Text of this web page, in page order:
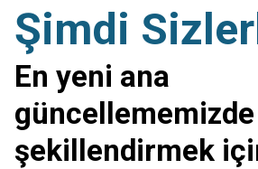
Şimdi
En yeni ana
şekillendirmek